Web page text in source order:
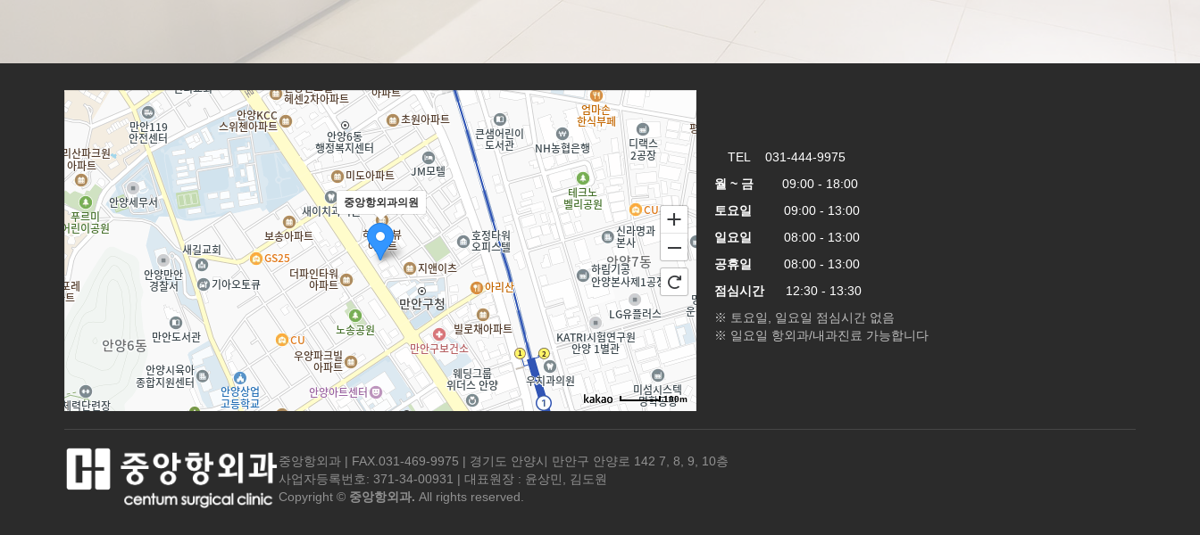
중앙항외과의원
100m
TEL 031-444-9975
월 ~ 금 09:00 - 18:00
토요일
09:00 - 13:00
일요일
08:00 - 13:00
공휴일
08:00 - 13:00
점심시간12:30 - 13:30
※ 토요일, 일요일 점심시간 없음
※ 일요일 항외과/내과진료 가능합니다
중앙항외과 | FAX.031-469-9975 | 경기도 안양시 만안구 안양로 142 7, 8, 9, 10층
사업자등록번호: 371-34-00931 | 대표원장 : 윤상민, 김도원
Copyright © 중앙항외과. All rights reserved.